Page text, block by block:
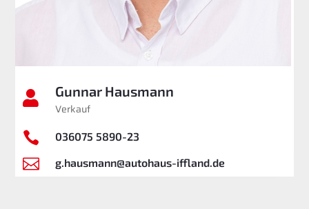
 Gunnar Hausmann
Verkauf
 036075 5890-23
 g.hausmann@autohaus-iffland.de